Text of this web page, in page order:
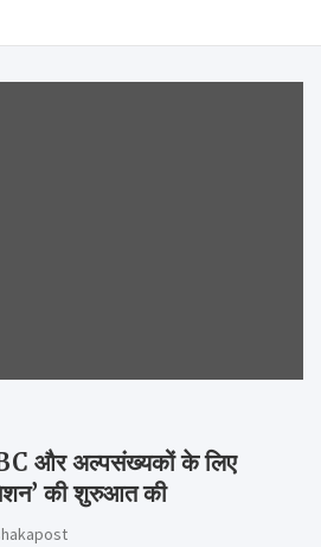
और अल्पसंख्यकों के लिए
की शुरुआत की